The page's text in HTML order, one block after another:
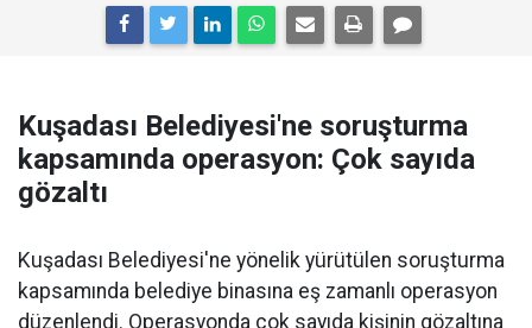
Kuşadası Belediyesi'ne soruşturma
kapsamında operasyon: Çok sayıda
gözaltı
Kuşadası Belediyesi'ne yönelik yürütülen soruşturma
kapsamında belediye binasına eş zamanlı operasyon
düzenlendi. Operasyonda çok sayıda kişinin gözaltına